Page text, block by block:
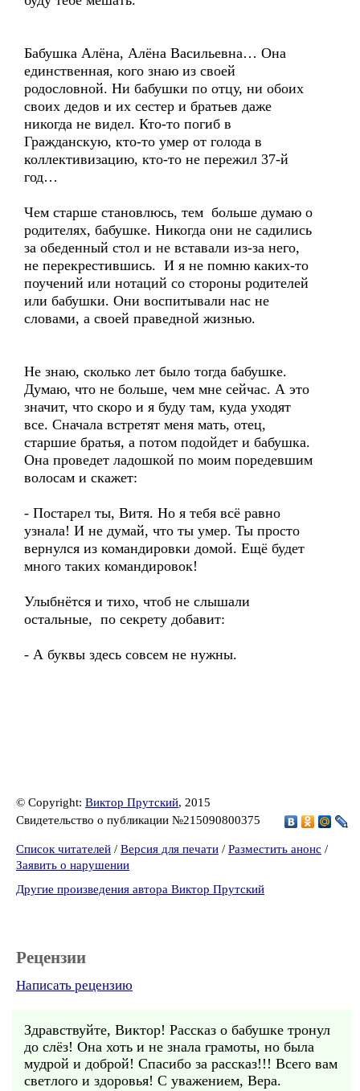
Бабушка Алёна, Алёна Васильевна… Она
единственная, кого знаю из своей
родословной. Ни бабушки по отцу, ни обоих
своих дедов и их сестер и братьев даже
никогда не видел. Кто-то погиб в
Гражданскую, кто-то умер от голода в
коллективизацию, кто-то не пережил 37-й
год…
Чем старше становлюсь, тем больше думаю о
родителях, бабушке. Никогда они не садились
за обеденный стол и не вставали из-за него,
не перекрестившись. И я не помню каких-то
поучений или нотаций со стороны родителей
или бабушки. Они воспитывали нас не
словами, а своей праведной жизнью.
Не знаю, сколько лет было тогда бабушке.
Думаю, что не больше, чем мне сейчас. А это
значит, что скоро и я буду там, куда уходят
все. Сначала встретят меня мать, отец,
старшие братья, а потом подойдет и бабушка.
Она проведет ладошкой по моим поредевшим
волосам и скажет:
- Постарел ты, Витя. Но я тебя всё равно
узнала! И не думай, что ты умер. Ты просто
вернулся из командировки домой. Ещё будет
много таких командировок!
Улыбнётся и тихо, чтоб не слышали
остальные, по секрету добавит:
- А буквы здесь совсем не нужны.
© Copyright: Виктор Прутский, 2015
Свидетельство о публикации №215090800375
Список читателей / Версия для печати / Разместить анонс /
Заявить о нарушении
Другие произведения автора Виктор Прутский
Рецензии
Написать рецензию
Здравствуйте, Виктор! Рассказ о бабушке тронул
до слёз! Она хоть и не знала грамоты, но была
мудрой и доброй! Спасибо за рассказ!!! Всего вам
светлого и здоровья! С уважением, Вера.